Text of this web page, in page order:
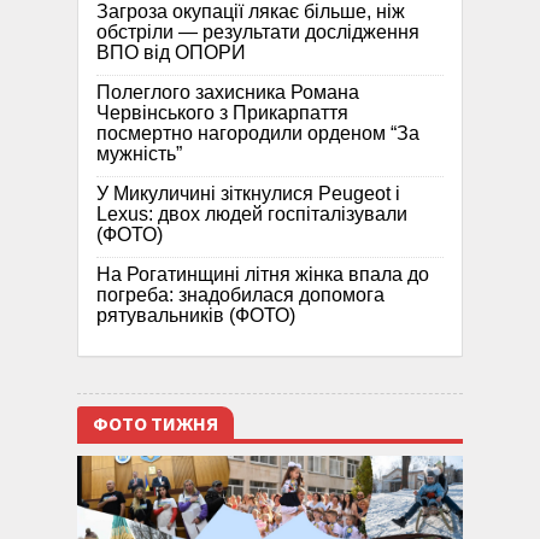
Загроза окупації лякає більше, ніж
обстріли — результати дослідження
ВПО від ОПОРИ
Полеглого захисника Романа
Червінського з Прикарпаття
посмертно нагородили орденом “За
мужність”
У Микуличині зіткнулися Peugeot і
Lexus: двох людей госпіталізували
(ФОТО)
На Рогатинщині літня жінка впала до
погреба: знадобилася допомога
рятувальників (ФОТО)
ФОТО ТИЖНЯ